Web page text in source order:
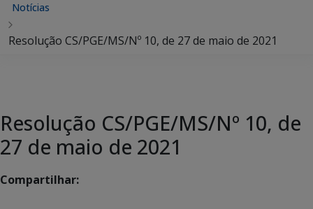
Notícias
Resolução CS/PGE/MS/Nº 10, de 27 de maio de 2021
Resolução CS/PGE/MS/Nº 10, de
27 de maio de 2021
Compartilhar: